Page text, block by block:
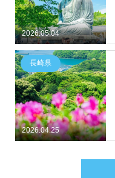
2026.05.04
2026.04.25
長崎県